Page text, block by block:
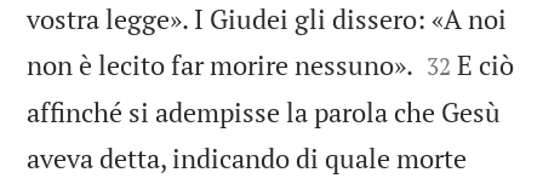
vostra legge». I Giudei gli dissero: «A noi
non è lecito far morire nessuno». 

32 E ciò
affinché si adempisse la parola che Gesù
aveva detta, indicando di quale morte